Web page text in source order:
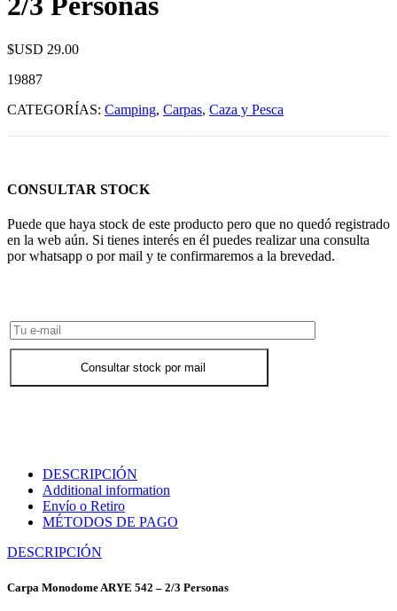
$USD 29.00
19887
CATEGORÍAS: Camping, Carpas, Caza y Pesca
CONSULTAR STOCK
Puede que haya stock de este producto pero que no quedó registrado
en la web aún. Si tienes interés en él puedes realizar una consulta
por whatsapp o por mail y te confirmaremos a la brevedad.
Consultar stock por mail
DESCRIPCIÓN
Additional information
Envío o Retiro
MÉTODOS DE PAGO
DESCRIPCIÓN
Carpa Monodome ARYE 542 – 2/3 Personas